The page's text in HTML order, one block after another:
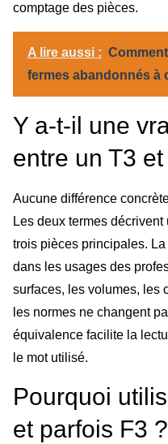
comptage des pièces.
A lire aussi :
fermes abandonnés à
Y a-t-il une
entre un T3
Aucune différence
Les deux termes
trois pièces principales.
dans les usages des
surfaces, les volumes, les
les normes ne changent
équivalence facilite la
le mot utilisé.
Pourquoi
et parfois F3 ?